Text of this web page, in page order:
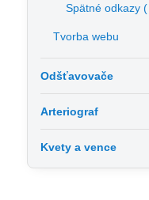
Spätné odkazy
Tvorba webu
Odšťavovače
Arteriograf
Kvety a vence